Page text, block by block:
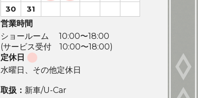
30
31
営業時間
ショールーム 10:00〜18:00
(サービス受付 10:00〜18:00)
定休日
水曜日、その他定休日
取扱： 新車/U-Car